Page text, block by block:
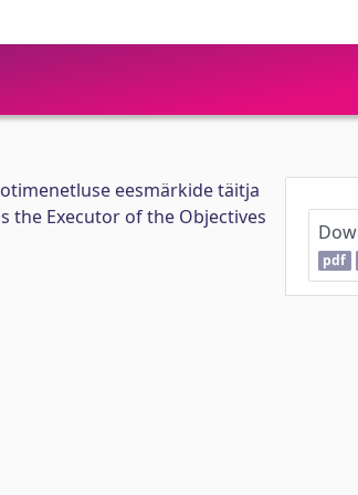
eesmärkide täitja
the Executor of the Objectives
pdf